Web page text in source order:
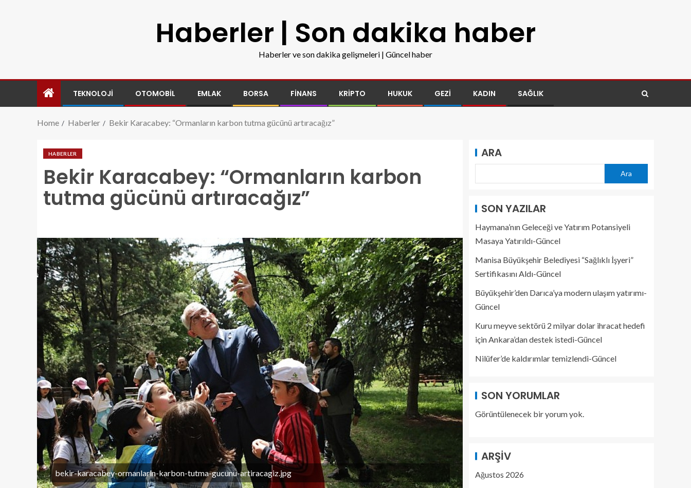
Haberler | Son dakika haber
Haberler ve son dakika gelişmeleri | Güncel haber
TEKNOLOJI OTOMOBIL EMLAK BORSA FINANS KRIPTO HUKUK GEZI KADIN SAĞLIK
Home Haberler Bekir Karacabey: “Ormanların karbon tutma gücünü artıracağız”
HABERLER
Bekir Karacabey: “Ormanların karbon
tutma gücünü artıracağız”
bekir-karacabey-ormanlarin-karbon-tutma-gucunu-artiracagiz.jpg
ARA
Ara
SON YAZILAR
Haymana’nın Geleceği ve Yatırım Potansiyeli
Masaya Yatırıldı-Güncel
Manisa Büyükşehir Belediyesi “Sağlıklı İşyeri”
Sertifikasını Aldı-Güncel
Büyükşehir’den Darıca’ya modern ulaşım yatırımı-
Güncel
Kuru meyve sektörü 2 milyar dolar ihracat hedefi
için Ankara’dan destek istedi-Güncel
Nilüfer’de kaldırımlar temizlendi-Güncel
SON YORUMLAR
Görüntülenecek bir yorum yok.
ARŞIV
Ağustos 2026